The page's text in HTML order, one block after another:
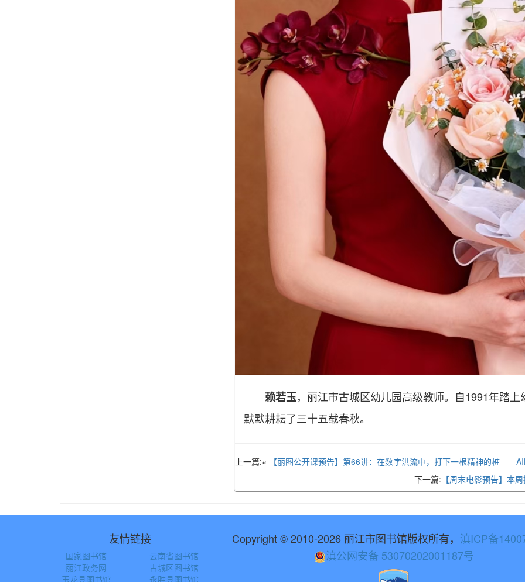
赖若玉，丽江市古城区幼儿园高级教师。自1991年踏
默默耕耘了三十五载春秋。
上一篇:«
【丽图公开课预告】第66讲：在数字洪流中，打下一根精神的桩
下一篇: 【周末电影预告】本
友情链接
国家图书馆
云南省图书馆
丽江政务网
古城区图书馆
玉龙县图书馆
永胜县图书馆
Copyright © 2010-2026 丽江市图书馆版权所有， 滇ICP备
滇公网安备 53070202001187号